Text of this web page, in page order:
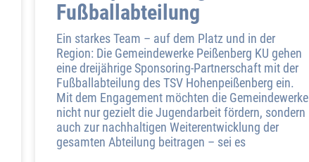
Fußballabteilung
Ein starkes Team – auf dem Platz und in der
Region: Die Gemeindewerke Peißenberg KU gehen
eine dreijährige Sponsoring-Partnerschaft mit der
Fußballabteilung des TSV Hohenpeißenberg ein.
Mit dem Engagement möchten die Gemeindewerke
nicht nur gezielt die Jugendarbeit fördern, sondern
auch zur nachhaltigen Weiterentwicklung der
gesamten Abteilung beitragen – sei es